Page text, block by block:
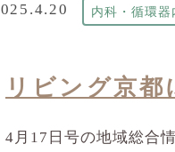
内科・循環器
リビング京
4月17日号の地域総合